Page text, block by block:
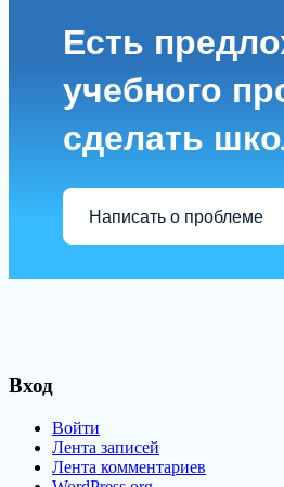
Есть
учебного
сделать
Написать о проблеме
Вход
Войти
Лента записей
Лента комментариев